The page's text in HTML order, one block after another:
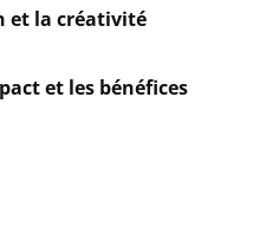
et la créativité
et les bénéfices